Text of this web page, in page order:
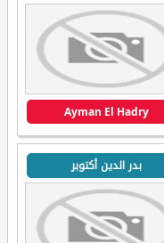
Ayman El Hadry
بدر الدين أكتوبر